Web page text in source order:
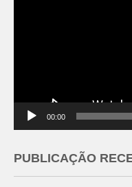
00:00
PUBLICAÇÃO